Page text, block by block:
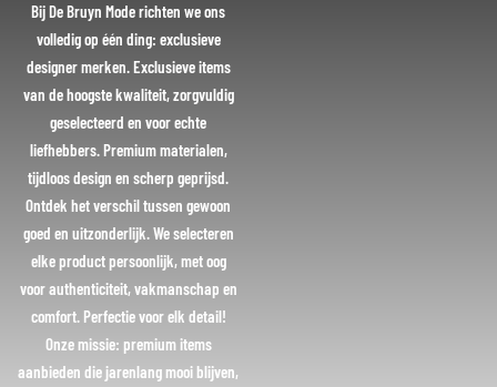
Bij De Bruyn Mode richten we ons
volledig op één ding: exclusieve
designer merken. Exclusieve items
van de hoogste kwaliteit, zorgvuldig
geselecteerd en voor echte
liefhebbers. Premium materialen,
tijdloos design en scherp geprijsd.
Ontdek het verschil tussen gewoon
goed en uitzonderlijk. We selecteren
elke product persoonlijk, met oog
voor authenticiteit, vakmanschap en
comfort. Perfectie voor elk detail!
Onze missie: premium items
aanbieden die jarenlang mooi blijven,